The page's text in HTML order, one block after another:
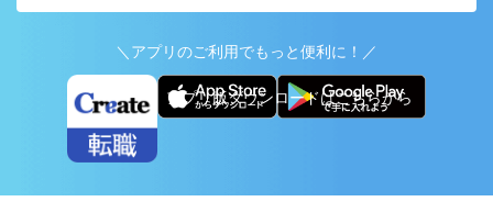
＼アプリのご利用でもっと便利に！／
アプリ版ダウンロードはこちらから